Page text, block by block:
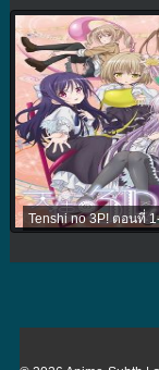
Tenshi no 3P! ตอนที่